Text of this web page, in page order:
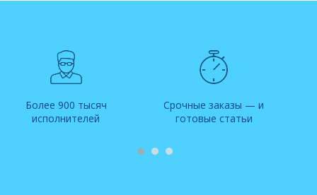
Более 900 тысяч
исполнителей
Срочные заказы — и
готовые статьи